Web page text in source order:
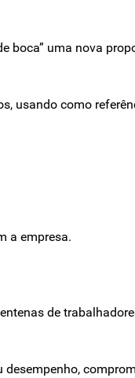
boca” uma nova
usando como
a empresa.
de